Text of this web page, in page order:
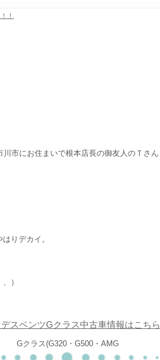
！
川市にお住まいで根本店長の御友人のＴさん
りデカイ。
）
デスベンツGクラス中古車情報はこちら
Gクラス(G320・G500・AMG